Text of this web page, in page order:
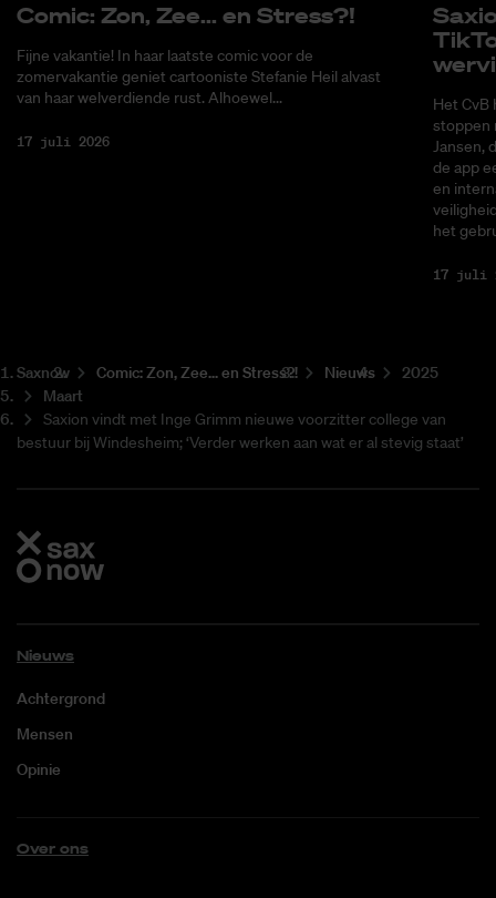
Co­mic: Zon, Zee... en Stress?!
Fijne vakantie! In haar laatste comic voor de
zomervakantie geniet cartooniste Stefanie Heil alvast
van haar welverdiende rust. Alhoewel...
17 juli 2026
Het CvB
stoppen
Jansen,
de app
en
het
17 juli
Saxnow Co­mic: Zon, Zee... en Stress?! Nieuws
2025
Maart
Saxion vindt met Inge Grimm nieuwe voorzitter college van
bestuur bij Windesheim; ‘Verder werken aan wat er al stevig staat’
Nieuws
Achtergrond
Mensen
Opinie
Over ons